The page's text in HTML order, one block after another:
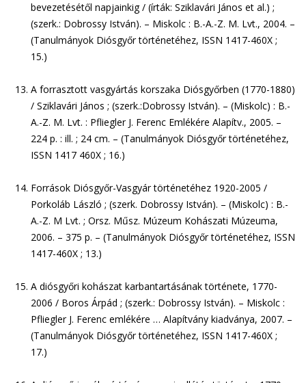
bevezetésétől napjainkig / (írták: Sziklavári János et al.) ;
(szerk.: Dobrossy István). – Miskolc : B.-A.-Z. M. Lvt., 2004. –
(Tanulmányok Diósgyőr történetéhez, ISSN 1417-460X ;
15.)
A forrasztott vasgyártás korszaka Diósgyőrben (1770-1880)
/ Sziklavári János ; (szerk.:Dobrossy István). – (Miskolc) : B.-
A.-Z. M. Lvt. : Pfliegler J. Ferenc Emlékére Alapítv., 2005. –
224 p. : ill. ; 24 cm. – (Tanulmányok Diósgyőr történetéhez,
ISSN 1417 460X ; 16.)
Források Diósgyőr-Vasgyár történetéhez 1920-2005 /
Porkoláb László ; (szerk. Dobrossy István). – (Miskolc) : B.-
A.-Z. M Lvt. ; Orsz. Műsz. Múzeum Kohászati Múzeuma,
2006. – 375 p. – (Tanulmányok Diósgyőr történetéhez, ISSN
1417-460X ; 13.)
A diósgyőri kohászat karbantartásának története, 1770-
2006 / Boros Árpád ; (szerk.: Dobrossy István). – Miskolc :
Pfliegler J. Ferenc emlékére … Alapítvány kiadványa, 2007. –
(Tanulmányok Diósgyőr történetéhez, ISSN 1417-460X ;
17.)